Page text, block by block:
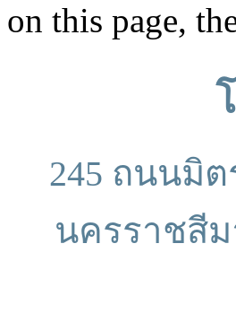
on this page,
245 ถนนมิต
นครราชสีม